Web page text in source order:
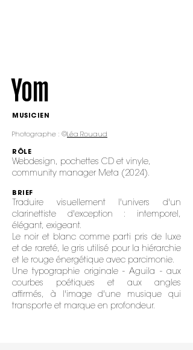
Yom
MUSICIEN
Photographe : ©Léa Rouaud
RÔLE
Webdesign, pochettes CD et vinyle,
community manager Meta (2024).
BRIEF
Traduire visuellement l'univers d'un
clarinettiste d'exception : intemporel,
élégant, exigeant.
Le noir et blanc comme parti pris de luxe
et de rareté, le gris utilisé pour la hiérarchie
et le rouge énergétique avec parcimonie.
Une typographie originale - Aguila - aux
courbes poétiques et aux angles
affirmés, à l'image d'une musique qui
transporte et marque en profondeur.